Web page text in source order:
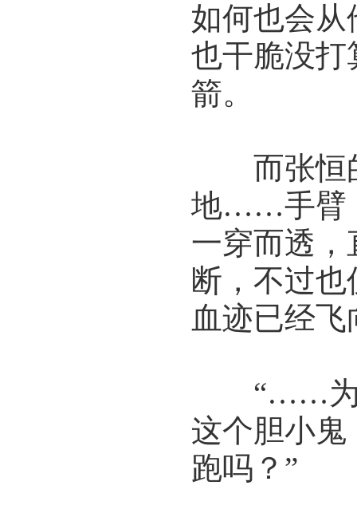
如何也会
也干脆没打
箭。
而张恒的
地……手臂
一穿而透
断，不过
血迹已经
“……为什
这个胆小
跑吗？”